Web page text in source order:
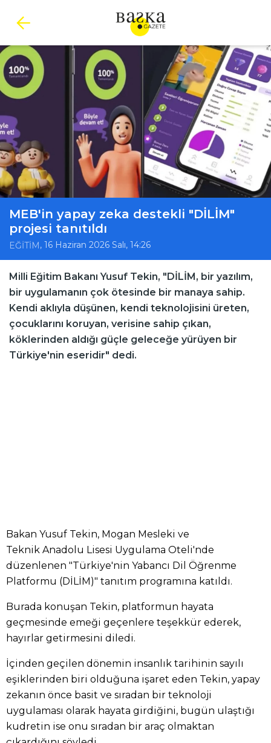
MEB'in yapay zeka destekli "DİLİM"
projesi tanıtıldı
EĞİTİM , 16 Haziran 2026 Salı, 14:26
Milli Eğitim Bakanı Yusuf Tekin, "DİLİM, bir yazılım,
bir uygulamanın çok ötesinde bir manaya sahip.
Kendi aklıyla düşünen, kendi teknolojisini üreten,
çocuklarını koruyan, verisine sahip çıkan,
köklerinden aldığı güçle geleceğe yürüyen bir
Türkiye'nin eseridir" dedi.
Bakan Yusuf Tekin, Mogan Mesleki ve
Teknik Anadolu Lisesi Uygulama Oteli'nde
düzenlenen "Türkiye'nin Yabancı Dil Öğrenme
Platformu (DİLİM)" tanıtım programına katıldı.
Burada konuşan Tekin, platformun hayata
geçmesinde emeği geçenlere teşekkür ederek,
hayırlar getirmesini diledi.
İçinden geçilen dönemin insanlık tarihinin sayılı
eşiklerinden biri olduğuna işaret eden Tekin, yapay
zekanın önce basit ve sıradan bir teknoloji
uygulaması olarak hayata girdiğini, bugün ulaştığı
kudretin ise onu sıradan bir araç olmaktan